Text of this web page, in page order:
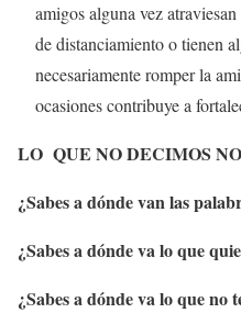
amigos alguna vez
de distanciamiento o tienen
necesariamente romper la
ocasiones contribuye a
LO QUE NO DECIMOS
¿Sabes a dónde van las
¿Sabes a dónde va lo que
¿Sabes a dónde va lo que no